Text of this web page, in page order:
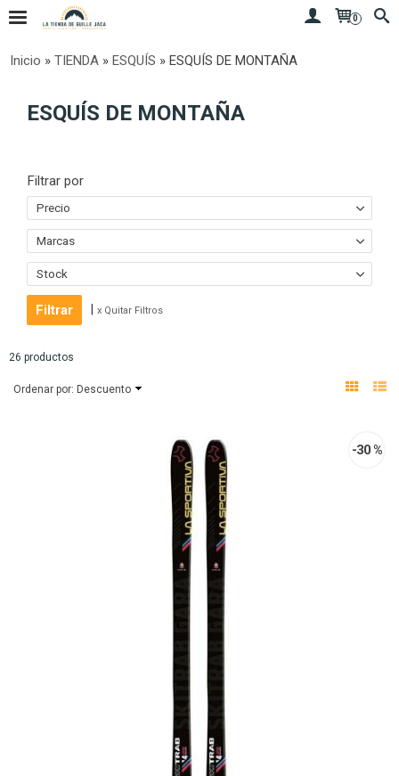
0
Inicio » TIENDA » ESQUÍS » ESQUÍS DE MONTAÑA
ESQUÍS DE MONTAÑA
Filtrar por
Precio
Marcas
Stock
| x Quitar Filtros
26 productos
Ordenar por: Descuento
-30 %